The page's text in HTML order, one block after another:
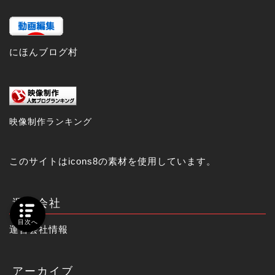
にほんブログ村
映像制作ランキング
このサイトはicons8の素材を使用しています。
運営会社
運営会社情報
アーカイブ
目次へ